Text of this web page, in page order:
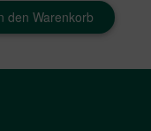
den Warenkorb